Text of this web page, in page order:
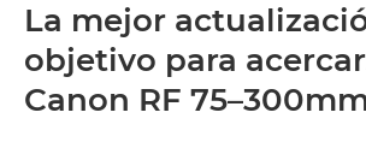
La mejor
objetivo para
Canon RF